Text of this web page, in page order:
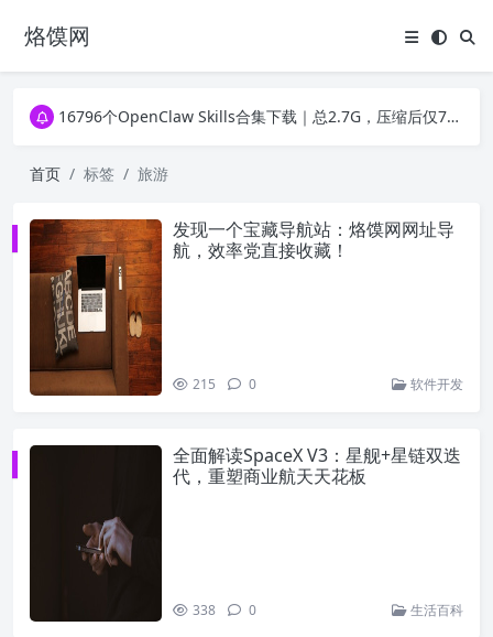
烙馍网
16796个OpenClaw Skills合集下载｜总2.7G，压缩后仅738M，覆盖全场景技能
16796个OpenClaw Skills合集下载｜总2.7G，压缩后仅738M，覆盖全场景技能
首页
标签 旅游
发现一个宝藏导航站：烙馍网网址导
航，效率党直接收藏！
215 0 软件开发
全面解读SpaceX V3：星舰+星链双迭
代，重塑商业航天天花板
338 0 生活百科